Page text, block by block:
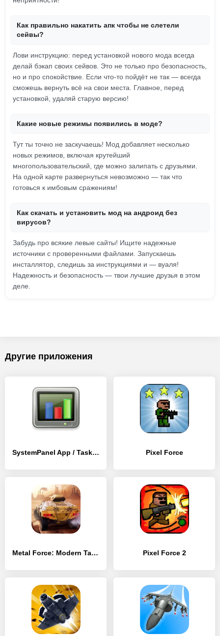
Как правильно накатить апк чтобы не слетели
сейвы?
Лови инструкцию: перед установкой нового мода всегда
делай бэкап своих сейвов. Это не только про безопасность,
но и про спокойствие. Если что-то пойдёт не так — всегда
сможешь вернуть всё на свои места. Главное, перед
установкой, удаляй старую версию!
Какие новые режимы появились в моде?
Тут ты точно не заскучаешь! Мод добавляет несколько
новых режимов, включая крутейший
многопользовательский, где можно залипать с друзьями.
На одной карте развернуться невозможно — так что
готовься к имбовым сражениям!
Как скачать и установить мод на андроид без
вирусов?
Забудь про всякие левые сайты! Ищите надежные
источники с проверенными файлами. Запускаешь
инсталлятор, следишь за инструкциями и — вуаля!
Надежность и безопасность — твои лучшие друзья в этом
деле.
Другие приложения
SystemPanel App / Task Manager Pixel Force
Metal Force: Modern Tanks Pixel Force 2